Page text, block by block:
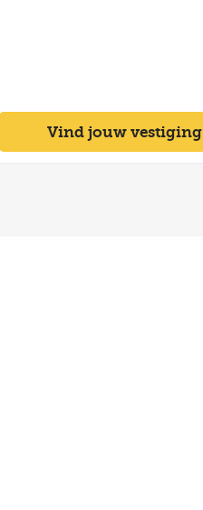
Vind jouw vestiging